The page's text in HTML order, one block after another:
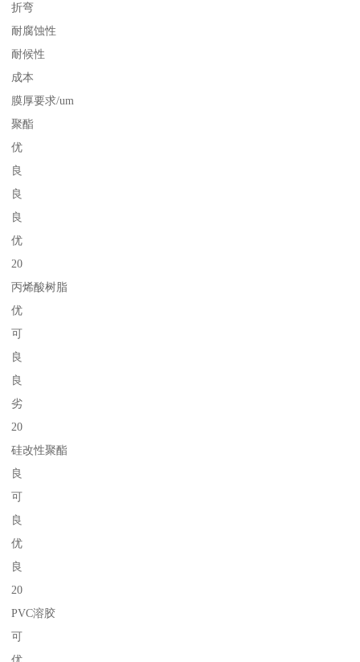
折弯
耐腐蚀性
耐候性
成本
膜厚要求/um
聚酯
优
良
良
良
优
20
丙烯酸树脂
优
可
良
良
劣
20
硅改性聚酯
良
可
良
优
良
20
PVC溶胶
可